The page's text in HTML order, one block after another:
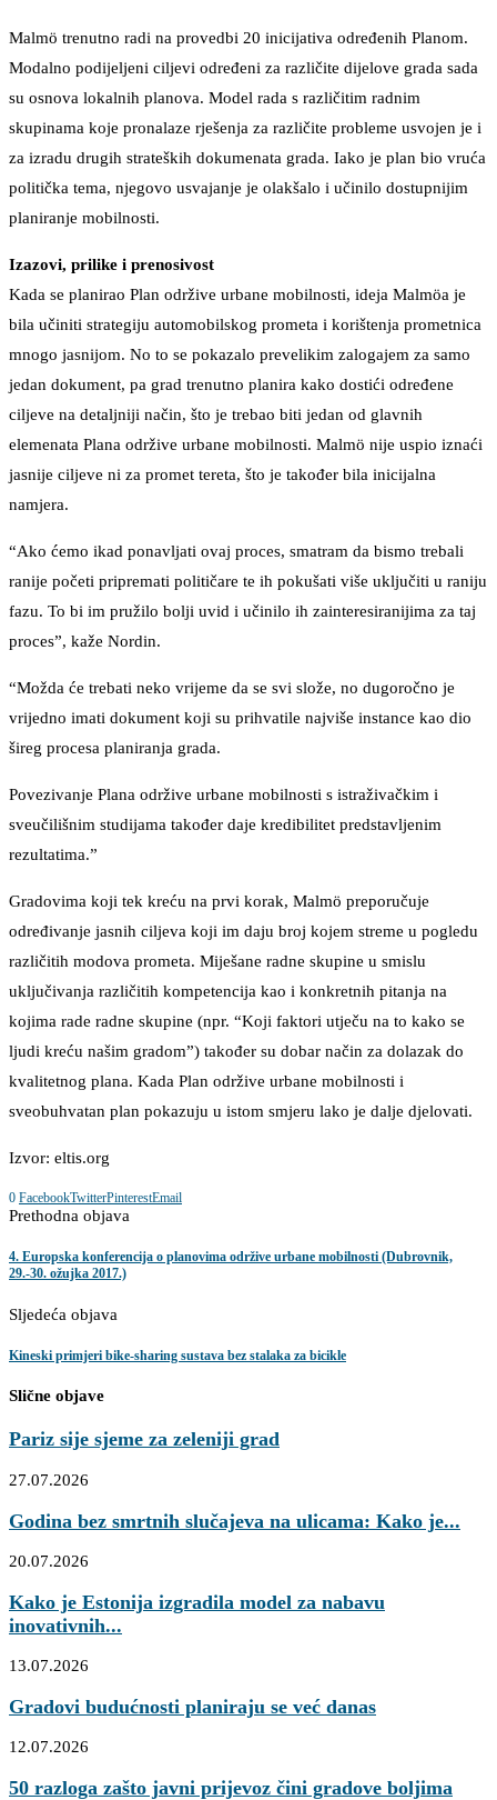
Malmö trenutno radi na provedbi 20 inicijativa određenih Planom.
Modalno podijeljeni ciljevi određeni za različite dijelove grada sada
su osnova lokalnih planova. Model rada s različitim radnim
skupinama koje pronalaze rješenja za različite probleme usvojen je i
za izradu drugih strateških dokumenata grada. Iako je plan bio vruća
politička tema, njegovo usvajanje je olakšalo i učinilo dostupnijim
planiranje mobilnosti.
Izazovi, prilike i prenosivost
Kada se planirao Plan održive urbane mobilnosti, ideja Malmöa je
bila učiniti strategiju automobilskog prometa i korištenja prometnica
mnogo jasnijom. No to se pokazalo prevelikim zalogajem za samo
jedan dokument, pa grad trenutno planira kako dostići određene
ciljeve na detaljniji način, što je trebao biti jedan od glavnih
elemenata Plana održive urbane mobilnosti. Malmö nije uspio iznaći
jasnije ciljeve ni za promet tereta, što je također bila inicijalna
namjera.
“Ako ćemo ikad ponavljati ovaj proces, smatram da bismo trebali
ranije početi pripremati političare te ih pokušati više uključiti u raniju
fazu. To bi im pružilo bolji uvid i učinilo ih zainteresiranijima za taj
proces”, kaže Nordin.
“Možda će trebati neko vrijeme da se svi slože, no dugoročno je
vrijedno imati dokument koji su prihvatile najviše instance kao dio
šireg procesa planiranja grada.
Povezivanje Plana održive urbane mobilnosti s istraživačkim i
sveučilišnim studijama također daje kredibilitet predstavljenim
rezultatima.”
Gradovima koji tek kreću na prvi korak, Malmö preporučuje
određivanje jasnih ciljeva koji im daju broj kojem streme u pogledu
različitih modova prometa. Miješane radne skupine u smislu
uključivanja različitih kompetencija kao i konkretnih pitanja na
kojima rade radne skupine (npr. “Koji faktori utječu na to kako se
ljudi kreću našim gradom”) također su dobar način za dolazak do
kvalitetnog plana. Kada Plan održive urbane mobilnosti i
sveobuhvatan plan pokazuju u istom smjeru lako je dalje djelovati.
Izvor: eltis.org
0 FacebookTwitterPinterestEmail
Prethodna objava
4. Europska konferencija o planovima održive urbane mobilnosti (Dubrovnik,
29.-30. ožujka 2017.)
Sljedeća objava
Kineski primjeri bike-sharing sustava bez stalaka za bicikle
Slične objave
Pariz sije sjeme za zeleniji grad
27.07.2026
Godina bez smrtnih slučajeva na ulicama: Kako je...
20.07.2026
Kako je Estonija izgradila model za nabavu
inovativnih...
13.07.2026
Gradovi budućnosti planiraju se već danas
12.07.2026
50 razloga zašto javni prijevoz čini gradove boljima